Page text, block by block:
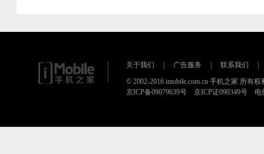
关于我们 广告服务 联系我们
© 2002-2016 imobile.com.cn 手机之家 所有权
京ICP备09079639号 京ICP证090349号 电